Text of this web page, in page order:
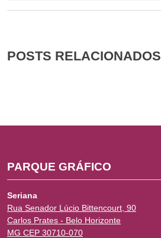
POSTS RELACIONADOS
PARQUE GRÁFICO
Seriana
Rua Senador Lúcio Bittencourt, 90
Carlos Prates - Belo Horizonte
MG CEP 30710-070